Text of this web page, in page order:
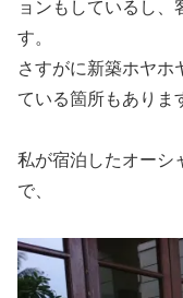
ョンもしているし
す。
さすがに新築ホヤホ
ている箇所もありま
私が宿泊したオーシ
で、